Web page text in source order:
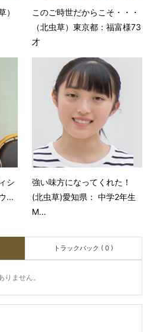
）
このご時世だからこそ・・・
（北虫草）東京都：福富様73
才
シ
...
強い味方になってくれた！
(北虫草)愛知県： 中学2年生
M...
トラックバック ( 0 )
りません。